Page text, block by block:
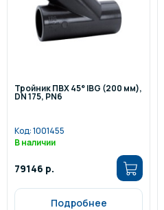
Тройник ПВХ 45° IBG (200 мм),
DN 175, PN6
Код:1001455
В наличии
79146 р.
Подробнее